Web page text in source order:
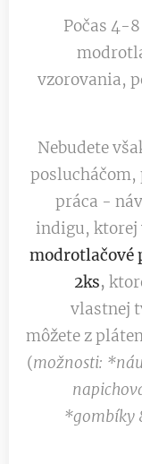
Počas 4-
vzorovania,
Nebudete
poslucháčom,
práca -
indigu, ktorej
modrotlačové
2ks,
vlastnej
môžete z
(možnosti:
*gombíky